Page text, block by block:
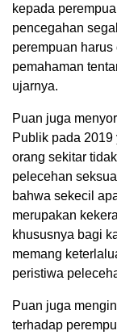
kepada
pencegahan
perempuan
pemahaman
ujarnya.
Puan juga
Publik pada
orang sekitar
pelecehan
bahwa sekecil
merupakan
khususnya bagi
memang
peristiwa
Puan juga
terhadap